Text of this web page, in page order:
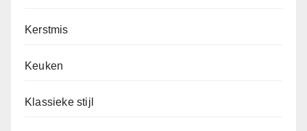
Kerstmis
Keuken
Klassieke stijl